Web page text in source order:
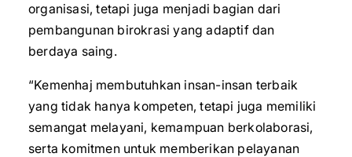
organisasi, tetapi juga menjadi bagian dari
pembangunan birokrasi yang adaptif dan
berdaya saing.
“Kemenhaj membutuhkan insan-insan terbaik
yang tidak hanya kompeten, tetapi juga memiliki
semangat melayani, kemampuan berkolaborasi,
serta komitmen untuk memberikan pelayanan